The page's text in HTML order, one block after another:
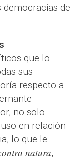
democracias de
que lo
sus
respecto a
no solo
en relación
lo que le
natura,